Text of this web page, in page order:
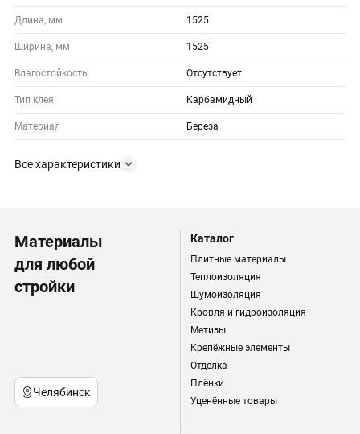
Длина, мм 1525
Ширина, мм 1525
Влагостойкость Отсутствует
Тип клея Карбамидный
Материал Береза
Все характеристики
Материалы
для любой
стройки
Челябинск
Каталог
Плитные материалы
Теплоизоляция
Шумоизоляция
Кровля и гидроизоляция
Метизы
Крепёжные элементы
Отделка
Плёнки
Уценённые товары